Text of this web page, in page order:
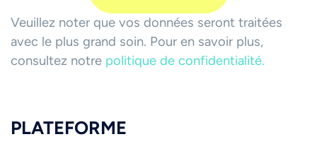
Veuillez noter que vos données seront traitées
avec le plus grand soin. Pour en savoir plus,
consultez notre politique de confidentialité.
PLATEFORME